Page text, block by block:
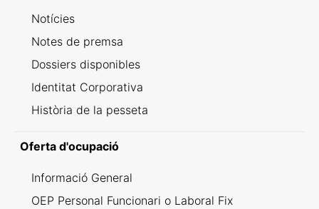
Notícies
Notes de premsa
Dossiers disponibles
Identitat Corporativa
Història de la pesseta
Oferta d'ocupació
Informació General
OEP Personal Funcionari o Laboral Fix